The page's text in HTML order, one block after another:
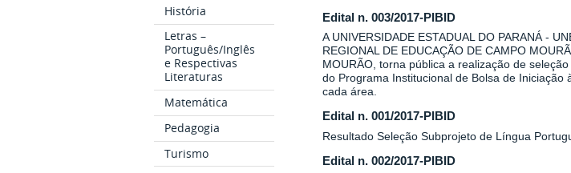
História
Letras –
Português/Inglês
e Respectivas
Literaturas
Matemática
Pedagogia
Turismo
Edital n. 003/2017-PIBID
A UNIVERSIDADE ESTADUAL DO PARANÁ -
REGIONAL DE EDUCAÇÃO DE CAMPO
MOURÃO, torna pública a realização de
do Programa Institucional de Bolsa de Iniciação
cada área.
Edital n. 001/2017-PIBID
Resultado Seleção Subprojeto de Língua
Edital n. 002/2017-PIBID